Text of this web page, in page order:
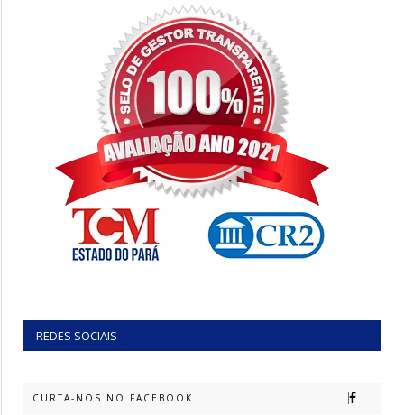
REDES SOCIAIS
CURTA-NOS NO FACEBOOK